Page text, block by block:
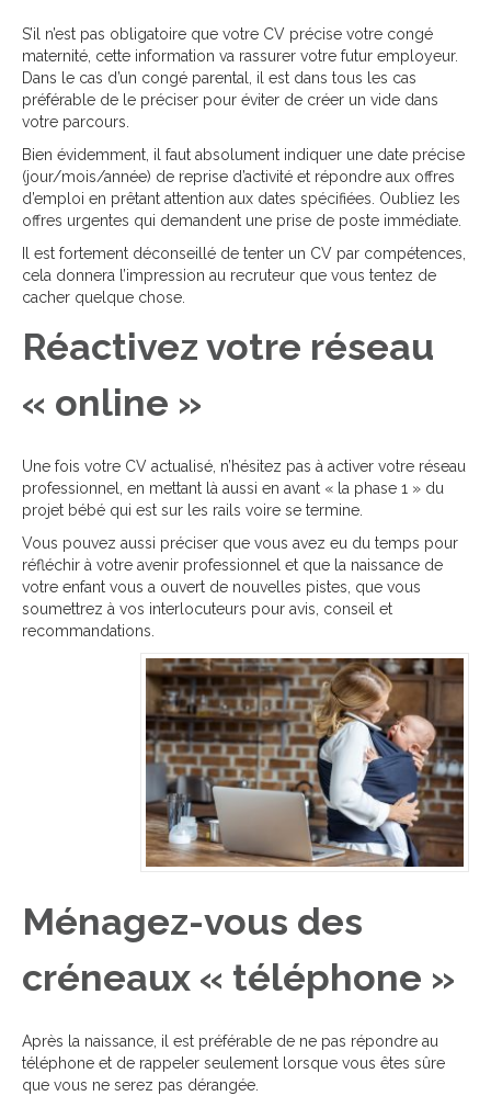
S’il n’est pas obligatoire que votre CV précise votre congé
maternité, cette information va rassurer votre futur employeur.
Dans le cas d’un congé parental, il est dans tous les cas
préférable de le préciser pour éviter de créer un vide dans
votre parcours.
Bien évidemment, il faut absolument indiquer une date précise
(jour/mois/année) de reprise d’activité et répondre aux offres
d’emploi en prêtant attention aux dates spécifiées. Oubliez les
offres urgentes qui demandent une prise de poste immédiate.
Il est fortement déconseillé de tenter un CV par compétences,
cela donnera l’impression au recruteur que vous tentez de
cacher quelque chose.
Réactivez votre réseau
« online »
Une fois votre CV actualisé, n’hésitez pas à activer votre réseau
professionnel, en mettant là aussi en avant « la phase 1 » du
projet bébé qui est sur les rails voire se termine.
Vous pouvez aussi préciser que vous avez eu du temps pour
réfléchir à votre avenir professionnel et que la naissance de
votre enfant vous a ouvert de nouvelles pistes, que vous
soumettrez à vos interlocuteurs pour avis, conseil et
recommandations.
Ménagez-vous des
créneaux « téléphone »
Après la naissance, il est préférable de ne pas répondre au
téléphone et de rappeler seulement lorsque vous êtes sûre
que vous ne serez pas dérangée.